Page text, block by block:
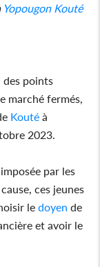
Yopougon Kouté
des points
marché fermés,
Kouté à
2023.
imposée par les
ces jeunes
ledoyen de
et avoir le